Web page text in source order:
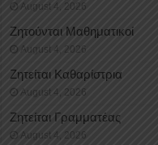
August 4, 2026
Ζητούνται Μαθηματικοί
August 4, 2026
Ζητείται Καθαρίστρια
August 4, 2026
Ζητείται Γραμματέας
August 4, 2026